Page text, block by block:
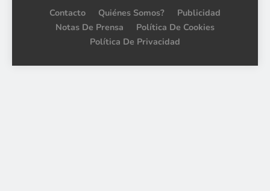
Contacto Quiénes Somos?
Publicidad
Notas De Prensa
Política De Cookies
Política De Privacidad